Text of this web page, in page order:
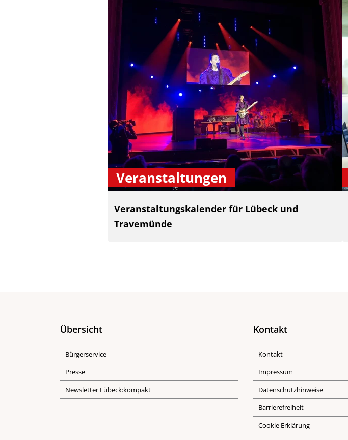
Veranstaltungen
Veranstaltungskalender für Lübeck und
Travemünde
Übersicht
Bürgerservice
Presse
Newsletter Lübeck:kompakt
Kontakt
Kontakt
Impressum
Datenschutzhinweise
Barrierefreiheit
Cookie Erklärung